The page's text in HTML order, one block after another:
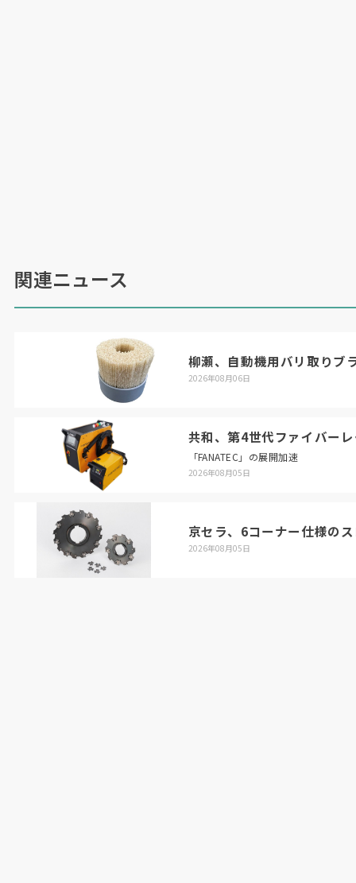
関連ニュース
柳瀬、自動機用バリ取りブ
2026年08月06日
共和、第4世代ファイバー
「FANATEC」の展開加速
2026年08月05日
京セラ、6コーナー仕様の
2026年08月05日